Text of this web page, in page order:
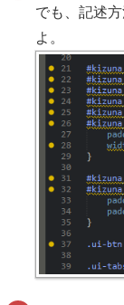
でも、記述
よ。